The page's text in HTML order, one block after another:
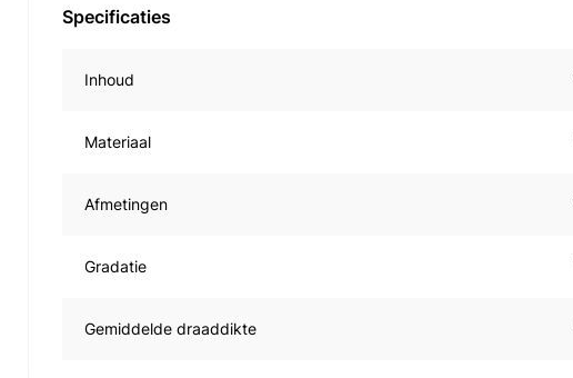
Specificaties
Inhoud
Materiaal
Afmetingen
Gradatie
Gemiddelde draaddikte